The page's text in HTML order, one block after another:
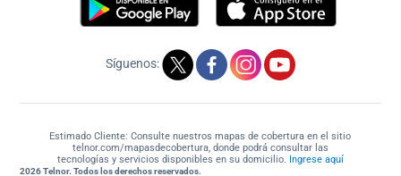
Síguenos:
Estimado Cliente: Consulte nuestros mapas de cobertura en el sitio
telnor.com/mapasdecobertura, donde podrá consultar las
tecnologías y servicios disponibles en su domicilio. Ingrese aquí
2026 Telnor. Todos los derechos reservados.